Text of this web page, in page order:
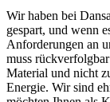
Wir haben bei
gespart, und wenn
Anforderungen an
muss
Material und nicht
Energie. Wir sind